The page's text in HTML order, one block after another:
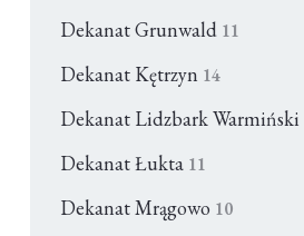
Dekanat Grunwald 11
Dekanat Kętrzyn 14
Dekanat Lidzbark Warmiński
Dekanat Łukta 11
Dekanat Mrągowo 10